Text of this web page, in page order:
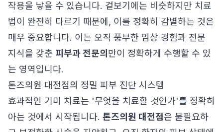
작용을 낳을 수 있습니다. 겉보기에는 비슷하지만 치료
법이 완전히 다르기 때문에, 이를 정확히 감별하는 것은
매우 중요합니다. 이는 오직 풍부한 임상 경험과 전문
지식을 갖춘 피부과 전문의 만이 정확하게 수행할 수 있
는 영역입니다.
톤즈의원 대전점의 정밀 피부 진단 시스템
효과적인 기미 치료는 '무엇을 치료할 것인가'를 정확히
아는 것에서 시작됩니다. 톤즈의원 대전점은 불필요하